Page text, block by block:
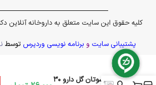
کلیه حقوق این سایت متعلق به داروخانه آنلاین
پشتیبانی سایت و برنامه نویسی وردپرس توسط
کرم هیرسوتان گل دارو 30